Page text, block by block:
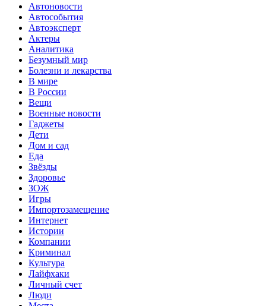
Автоновости
Автособытия
Автоэксперт
Актеры
Аналитика
Безумный мир
Болезни и лекарства
В мире
В России
Вещи
Военные новости
Гаджеты
Дети
Дом и сад
Еда
Звёзды
Здоровье
ЗОЖ
Игры
Импортозамещение
Интернет
Истории
Компании
Криминал
Культура
Лайфхаки
Личный счет
Люди